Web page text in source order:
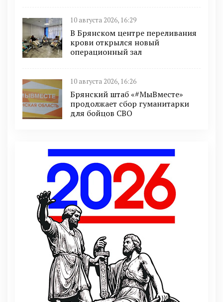
10 августа 2026, 16:29
В Брянском центре переливания
крови открылся новый
операционный зал
10 августа 2026, 16:26
Брянский штаб «#МыВместе»
продолжает сбор гуманитарки
для бойцов СВО